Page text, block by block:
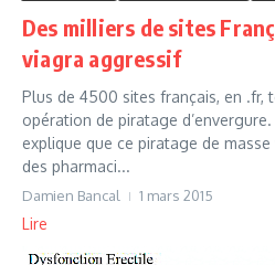
Des milliers de sites
viagra aggressif
Plus de 4500 sites français, en .fr,
opération de piratage d’envergure.
explique que ce piratage de
des pharmaci...
Damien Bancal 1 mars 2015
Lire